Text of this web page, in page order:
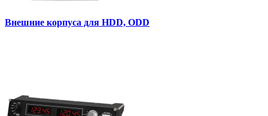
Внешние корпуса для HDD, ODD